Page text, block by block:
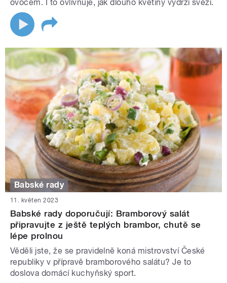
ovocem. I to ovlivňuje, jak dlouho květiny vydrží svěží.
Babské rady
11. květen 2023
Babské rady doporučují: Bramborový salát
připravujte z ještě teplých brambor, chutě se
lépe prolnou
Věděli jste, že se pravidelně koná mistrovství České
republiky v přípravě bramborového salátu? Je to
doslova domácí kuchyňský sport.